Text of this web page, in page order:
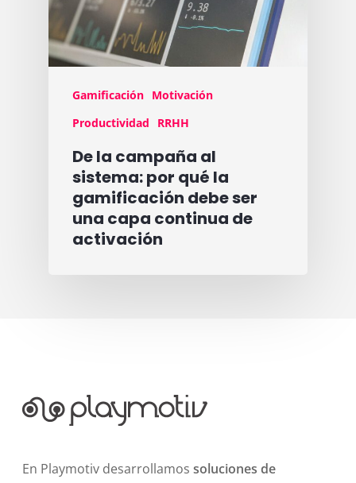
Gamificación Motivación
Productividad
RRHH
De la campaña al
sistema: por qué la
gamificación debe ser
una capa continua de
activación
En Playmotiv desarrollamos soluciones de